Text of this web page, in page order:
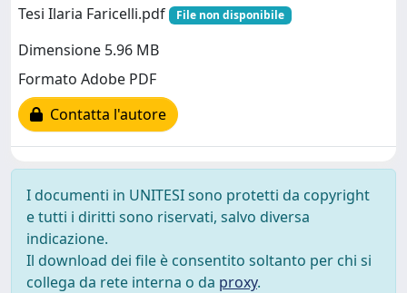
Tesi Ilaria Faricelli.pdf
File non disponibile
Dimensione 5.96 MB
Formato Adobe PDF
Contatta l'autore
I documenti in UNITESI sono protetti da copyright
e tutti i diritti sono riservati, salvo diversa
indicazione.
Il download dei file è consentito soltanto per chi si
collega da rete interna o da proxy.